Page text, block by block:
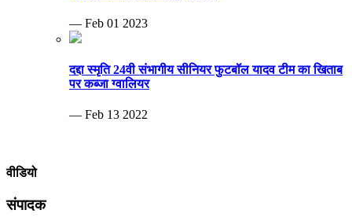
— Feb 01 2023
दद्दा स्मृति 24वी संभागीय सीनियर फुटबॉल यादव टीम का खिताब
पर कब्जा ग्वालियर
— Feb 13 2022
वीडियो
संपादक